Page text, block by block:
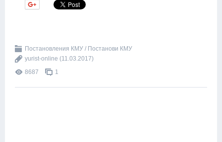
Постановления КМУ / Постанови КМУ
yurist-online (11.03.2017)
8687
1